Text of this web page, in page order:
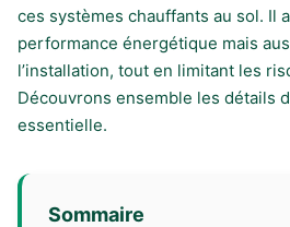
ces systèmes chauffants au sol. Il
performance énergétique mais
l’installation, tout en limitant les
Découvrons ensemble les détails
essentielle.
Sommaire